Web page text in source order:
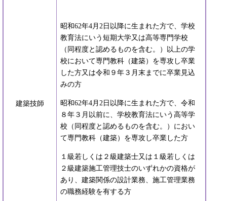
建築技師
昭和62年4月2日以降に生まれた方で、学校
教育法にいう短期大学又は高等専門学校
（同程度と認めるものを含む。）以上の学
校において専門教科（建築）を専攻し卒業
した方又は令和９年３月末までに卒業見込
みの方
昭和62年4月2日以降に生まれた方で、令和
８年３月以前に、学校教育法にいう高等学
校（同程度と認めるものを含む。）におい
て専門教科（建築）を専攻し卒業した方
１級若しくは２級建築士又は１級若しくは
２級建築施工管理技士のいずれかの資格が
あり、建築関係の設計業務、施工管理業務
の職務経験を有する方